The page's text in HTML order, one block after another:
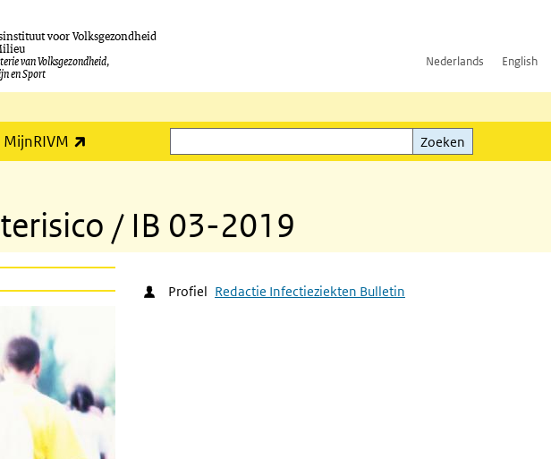
voor Volksgezondheid
van Volksgezondheid,
en Sport
Nederlands English
MijnRIVM
Zoeken
Zoeken
/ IB 03-2019
Profiel Redactie Infectieziekten Bulletin